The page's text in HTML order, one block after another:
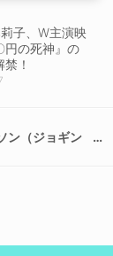
子、W主演映
円の死神』の
！
ン（ジョギン